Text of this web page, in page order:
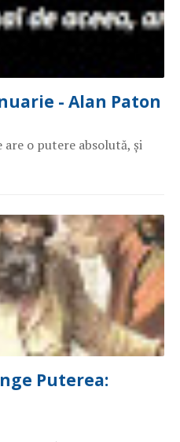
- Alan Paton
o putere absolută, și
Puterea: